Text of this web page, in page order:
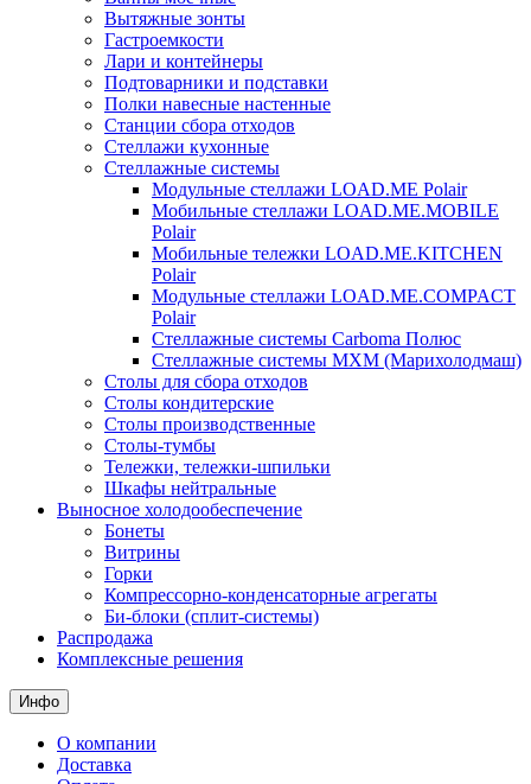
Вытяжные зонты
Гастроемкости
Лари и контейнеры
Подтоварники и подставки
Полки навесные настенные
Станции сбора отходов
Стеллажи кухонные
Стеллажные системы
Модульные стеллажи LOAD.ME Polair
Мобильные стеллажи LOAD.ME.MOBILE
Polair
Мобильные тележки LOAD.ME.KITCHEN
Polair
Модульные стеллажи LOAD.ME.COMPACT
Polair
Стеллажные системы Carboma Полюс
Стеллажные системы МХМ (Марихолодмаш)
Столы для сбора отходов
Столы кондитерские
Столы производственные
Столы-тумбы
Тележки, тележки-шпильки
Шкафы нейтральные
Выносное холодообеспечение
Бонеты
Витрины
Горки
Компрессорно-конденсаторные агрегаты
Би-блоки (сплит-системы)
Распродажа
Комплексные решения
Инфо
О компании
Доставка